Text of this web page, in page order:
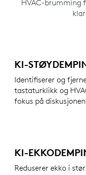
HVAC-brumming
KI-
Identifiserer og
tastaturklikk og
fokus på
KI-
Reduserer ekko i